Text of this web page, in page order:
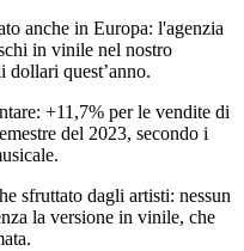
anche in Europa: l'agenzia
in vinile nel nostro
quest’anno.
+11,7% per le vendite di
del 2023, secondo i
sfruttato dagli artisti: nessun
la versione in vinile, che